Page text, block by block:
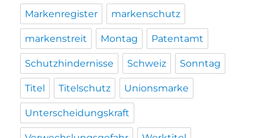
Markenregister markenschutz
markenstreit Montag Patentamt
Schutzhindernisse Schweiz Sonntag
Titel Titelschutz Unionsmarke
Unterscheidungskraft